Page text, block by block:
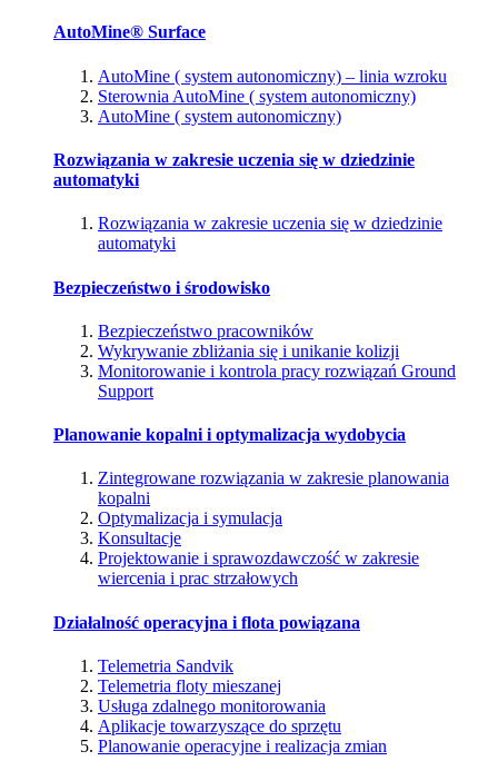
AutoMine® Surface
AutoMine ( system autonomiczny) – linia wzroku
Sterownia AutoMine ( system autonomiczny)
AutoMine ( system autonomiczny)
Rozwiązania w zakresie uczenia się w dziedzinie
automatyki
Rozwiązania w zakresie uczenia się w dziedzinie
automatyki
Bezpieczeństwo i środowisko
Bezpieczeństwo pracowników
Wykrywanie zbliżania się i unikanie kolizji
Monitorowanie i kontrola pracy rozwiązań Ground
Support
Planowanie kopalni i optymalizacja wydobycia
Zintegrowane rozwiązania w zakresie planowania
kopalni
Optymalizacja i symulacja
Konsultacje
Projektowanie i sprawozdawczość w zakresie
wiercenia i prac strzałowych
Działalność operacyjna i flota powiązana
Telemetria Sandvik
Telemetria floty mieszanej
Usługa zdalnego monitorowania
Aplikacje towarzyszące do sprzętu
Planowanie operacyjne i realizacja zmian